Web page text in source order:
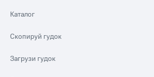
Каталог
Скопируй гудок
Загрузи гудок